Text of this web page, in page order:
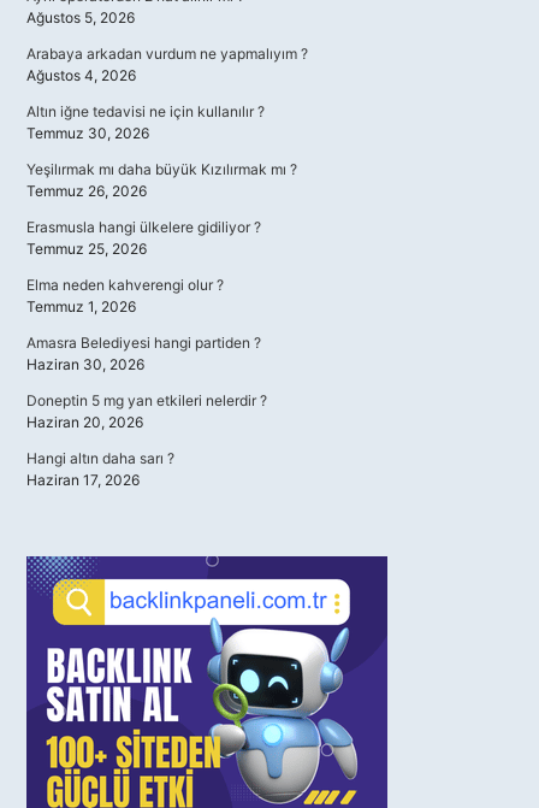
Ağustos 5, 2026
Arabaya arkadan vurdum ne yapmalıyım ?
Ağustos 4, 2026
Altın iğne tedavisi ne için kullanılır ?
Temmuz 30, 2026
Yeşilırmak mı daha büyük Kızılırmak mı ?
Temmuz 26, 2026
Erasmusla hangi ülkelere gidiliyor ?
Temmuz 25, 2026
Elma neden kahverengi olur ?
Temmuz 1, 2026
Amasra Belediyesi hangi partiden ?
Haziran 30, 2026
Doneptin 5 mg yan etkileri nelerdir ?
Haziran 20, 2026
Hangi altın daha sarı ?
Haziran 17, 2026